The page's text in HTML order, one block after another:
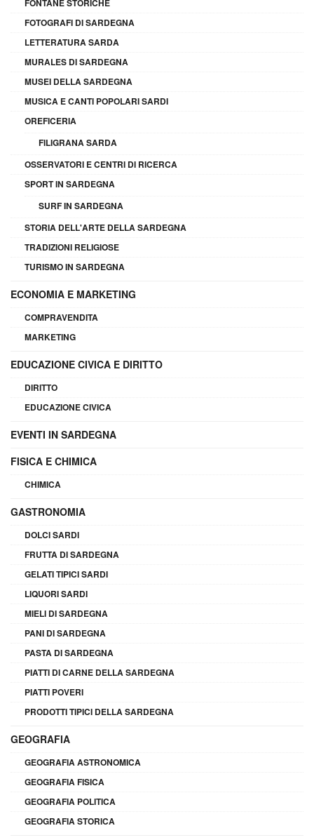
FONTANE STORICHE
FOTOGRAFI DI SARDEGNA
LETTERATURA SARDA
MURALES DI SARDEGNA
MUSEI DELLA SARDEGNA
MUSICA E CANTI POPOLARI SARDI
OREFICERIA
FILIGRANA SARDA
OSSERVATORI E CENTRI DI RICERCA
SPORT IN SARDEGNA
SURF IN SARDEGNA
STORIA DELL'ARTE DELLA SARDEGNA
TRADIZIONI RELIGIOSE
TURISMO IN SARDEGNA
ECONOMIA E MARKETING
COMPRAVENDITA
MARKETING
EDUCAZIONE CIVICA E DIRITTO
DIRITTO
EDUCAZIONE CIVICA
EVENTI IN SARDEGNA
FISICA E CHIMICA
CHIMICA
GASTRONOMIA
DOLCI SARDI
FRUTTA DI SARDEGNA
GELATI TIPICI SARDI
LIQUORI SARDI
MIELI DI SARDEGNA
PANI DI SARDEGNA
PASTA DI SARDEGNA
PIATTI DI CARNE DELLA SARDEGNA
PIATTI POVERI
PRODOTTI TIPICI DELLA SARDEGNA
GEOGRAFIA
GEOGRAFIA ASTRONOMICA
GEOGRAFIA FISICA
GEOGRAFIA POLITICA
GEOGRAFIA STORICA